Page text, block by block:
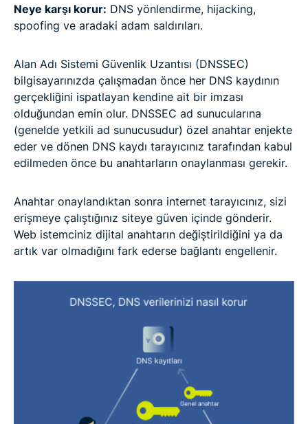
Neye karşı korur: DNS yönlendirme, hijacking,
spoofing ve aradaki adam saldırıları.
Alan Adı Sistemi Güvenlik Uzantısı (DNSSEC)
bilgisayarınızda çalışmadan önce her DNS kaydının
gerçekliğini ispatlayan kendine ait bir imzası
olduğundan emin olur. DNSSEC ad sunucularına
(genelde yetkili ad sunucusudur) özel anahtar enjekte
eder ve dönen DNS kaydı tarayıcınız tarafından kabul
edilmeden önce bu anahtarların onaylanması gerekir.
Anahtar onaylandıktan sonra internet tarayıcınız, sizi
erişmeye çalıştığınız siteye güven içinde gönderir.
Web istemciniz dijital anahtarın değiştirildiğini ya da
artık var olmadığını fark ederse bağlantı engellenir.